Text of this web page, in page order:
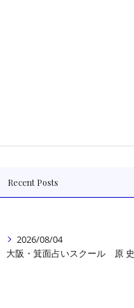
Recent Posts
2026/08/04